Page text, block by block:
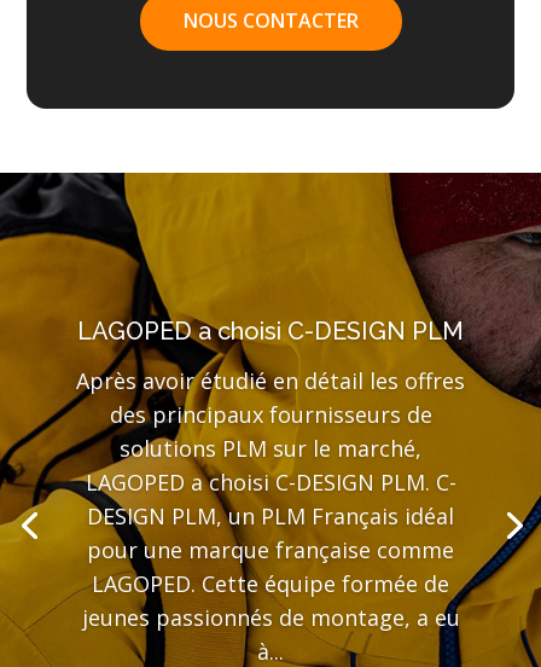
NOUS CONTACTER
LAGOPED a choisi C-DESIGN PLM
Après avoir étudié en détail les offres
des principaux fournisseurs de
solutions PLM sur le marché,
LAGOPED a choisi C-DESIGN PLM. C-
DESIGN PLM, un PLM Français idéal
pour une marque française comme
LAGOPED. Cette équipe formée de
jeunes passionnés de montage, a eu
à...